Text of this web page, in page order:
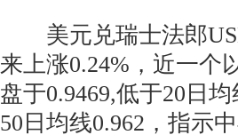
美元兑瑞士法郎
来上涨0.24%，近一个
盘于0.9469,低于20日
50日均线0.962，指示